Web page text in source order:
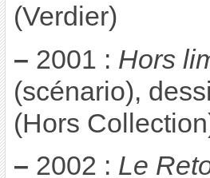
(Verdier)
– 2001 : Hors
(scénario),
(Hors
– 2002 : Le